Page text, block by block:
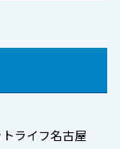
ライフ名古屋